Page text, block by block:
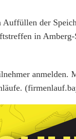
der
in Amberg-